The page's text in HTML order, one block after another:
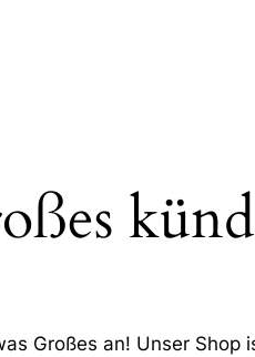
Großes an! Unser